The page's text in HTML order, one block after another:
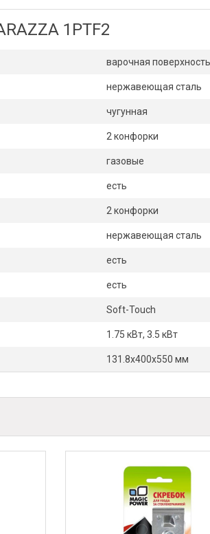
1PTF2
варочная поверхность
нержавеющая сталь
чугунная
2 конфорки
газовые
есть
2 конфорки
нержавеющая сталь
есть
есть
Soft-Touch
1.75 кВт, 3.5 кВт
131.8х400х550 мм